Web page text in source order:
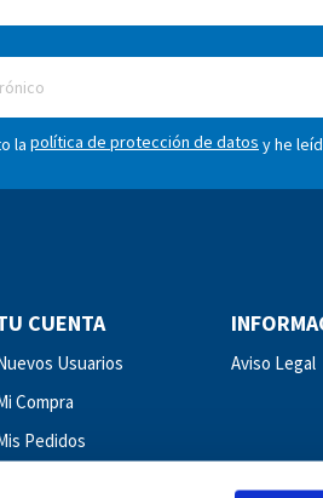
la política de protección de datos y he
CUENTA
Usuarios
Compra
Pedidos
Aviso Legal